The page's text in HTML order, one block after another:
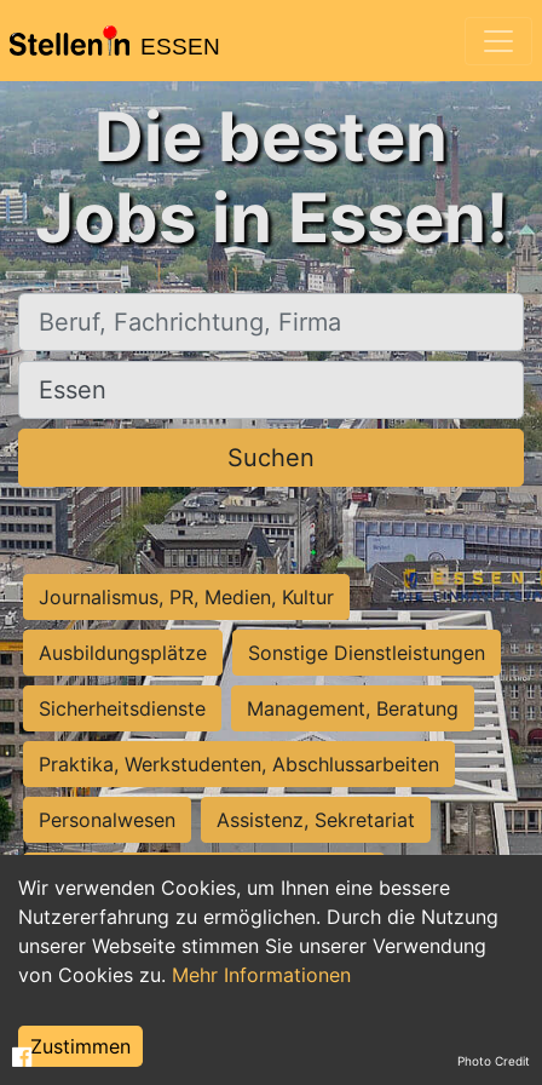
ESSEN
Wir verwenden Cookies, um Ihnen eine bessere
Nutzererfahrung zu ermöglichen. Durch die Nutzung
unserer Webseite stimmen Sie unserer Verwendung
von Cookies zu. Mehr Informationen
Zustimmen
Die besten
Jobs in Essen!
Beruf, Fachrichtung, Firma
Ort, Stadt
Suchen
Journalismus, PR, Medien, Kultur
Ausbildungsplätze Sonstige Dienstleistungen
Sicherheitsdienste Management, Beratung
Praktika, Werkstudenten, Abschlussarbeiten
Personalwesen Assistenz, Sekretariat
Hilfskräfte, Aushilfs- und Nebenjobs
Einkauf, Logistik, Materialwirtschaft
Weiterbildung, Studium, duale Ausbildung
Tourismus
Photo Credit